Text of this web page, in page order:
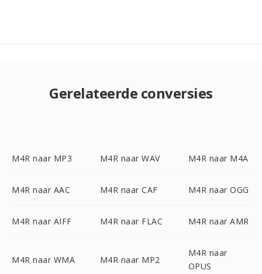
Gerelateerde conversies
M4R naar MP3 M4R naar WAV M4R naar M4A
M4R naar AAC M4R naar CAF M4R naar OGG
M4R naar AIFF M4R naar FLAC M4R naar AMR
M4R naar WMA M4R naar MP2
M4R naar
OPUS